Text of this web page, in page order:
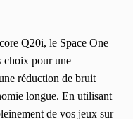
Q20i, le Space One
choix pour une
réduction de bruit
longue. En utilisant
de vos jeux sur